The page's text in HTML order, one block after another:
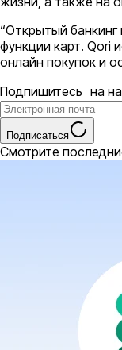
“Открытый
функции карт. Qori
онлайн покупок и
Подпишитесь на
Подписаться
Смотрите